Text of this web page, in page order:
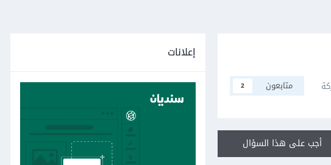
متابعون 2
أجب على هذا السؤال
إعلانات